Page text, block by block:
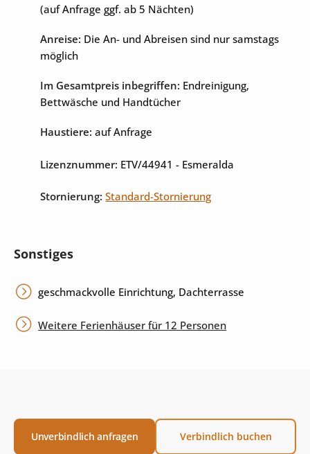
(auf Anfrage ggf. ab 5 Nächten)
Anreise: Die An- und Abreisen sind nur samstags
möglich
Im Gesamtpreis inbegriffen: Endreinigung,
Bettwäsche und Handtücher
Haustiere: auf Anfrage
Lizenznummer: ETV/44941 - Esmeralda
Stornierung: Standard-Stornierung
Sonstiges
geschmackvolle Einrichtung, Dachterrasse
Weitere Ferienhäuser für 12 Personen
Unverbindlich anfragen Verbindlich buchen